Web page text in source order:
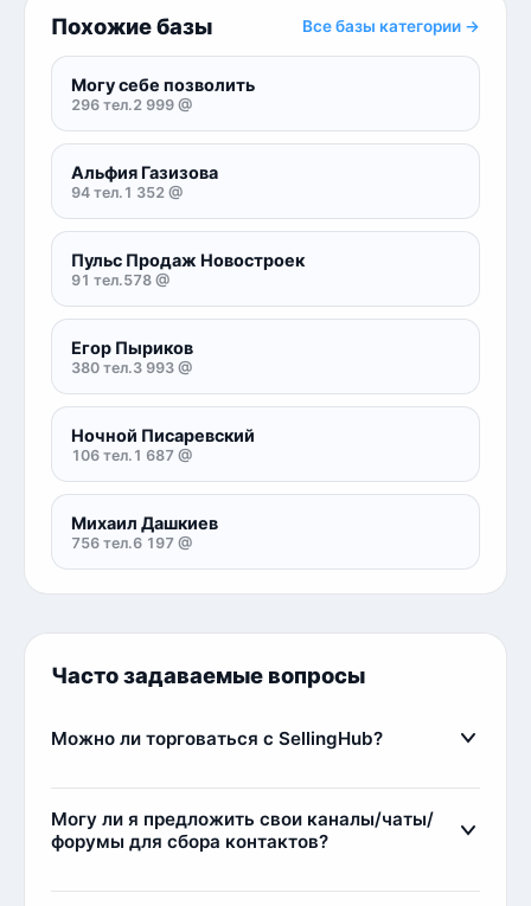
Похожие базы Все базы категории →
Могу себе позволить
296 тел.2 999 @
Альфия Газизова
94 тел. 1 352 @
Пульс Продаж Новостроек
91 тел.578 @
Егор Пыриков
380 тел.3 993 @
Ночной Писаревский
106 тел. 1 687 @
Михаил Дашкиев
756 тел.6 197 @
Часто задаваемые вопросы
Можно ли торговаться с SellingHub?
поэтому идем на уступки, если клиент
постоянный или покупает большой объем
выдавать дополнительные контакты в качестве
Могу ли я предложить свои каналы/чаты/
форумы для сбора контактов?